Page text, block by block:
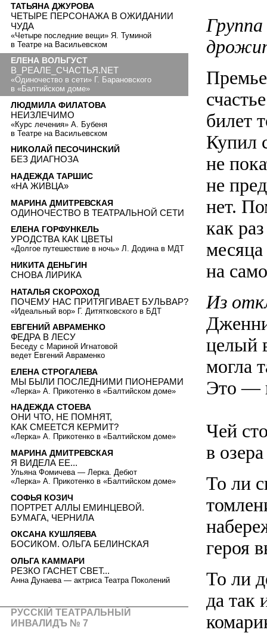
билет
Купил
не
не
нет.
как
на
Из
целый
могла
Это —
Чей
в
То ли
героя
То ли
да так
ТАТЬЯНА ДЖУРОВА
ЧЕТЫРЕ ПЕРСОНАЖА В ОЖИДАНИИ
ЧУДА
«Четыре последние вещи» Я. Туминой
в Театре на Васильевском
ЕЛЕНА ВОЛЬГУСТ
В_РЕАЛЕ_СЧАСТЬЯ.NET
«Одиночество в сети» Г. Барановского
в «Балтийском доме»
ЛЮДМИЛА ФИЛАТОВА
НЕИЗЛЕЧИМО
«Курс лечения» А. Бубеня
в Театре на Васильевском
НИКОЛАЙ ПЕСОЧИНСКИЙ
БЕЗ ДИАГНОЗА
НАДЕЖДА ТАРШИС
«НА ЖИВЦА»
МАРИНА ДМИТРЕВСКАЯ
ОДИНОЧЕСТВО В ТЕАТРАЛЬНОЙ СЕТИ
ЕЛЕНА ГОРФУНКЕЛЬ
УРОДСТВА КАК ЦВЕТЫ
«Долгое путешествие в ночь» Л. Додина в МДТ
НИКИТА ДЕНЬГИН
СНОВА ЛИРИКА
НАТАЛЬЯ СКОРОХОД
ПОЧЕМУ НАС ПРИТЯГИВАЕТ БУЛЬВАР?
«Идеальный вор» Г. Дитятковского в БДТ
ЕВГЕНИЙ АВРАМЕНКО
ФЕДРА В ЛЕСУ
Беседу с Мариной Игнатовой
ведет Евгений Авраменко
ЕЛЕНА СТРОГАЛЕВА
МЫ БЫЛИ ПОСЛЕДНИМИ ПИОНЕРАМИ
«Лерка» А. Прикотенко в «Балтийском доме»
НАДЕЖДА СТОЕВА
ОНИ ЧТО, НЕ ПОМНЯТ,
КАК СМЕЕТСЯ КЕРМИТ?
«Лерка» А. Прикотенко в «Балтийском доме»
МАРИНА ДМИТРЕВСКАЯ
Я ВИДЕЛА ЕЕ...
Ульяна Фомичева — Лерка. Дебют
«Лерка» А. Прикотенко в «Балтийском доме»
СОФЬЯ КОЗИЧ
ПОРТРЕТ АЛЛЫ ЕМИНЦЕВОЙ.
БУМАГА, ЧЕРНИЛА
ОКСАНА КУШЛЯЕВА
БОСИКОМ. ОЛЬГА БЕЛИНСКАЯ
ОЛЬГА КАММАРИ
РЕЗКО ГАСНЕТ СВЕТ...
Анна Дунаева — актриса Театра Поколений
РУССКIЙ ТЕАТРАЛЬНЫЙ
ИНВАЛИДЪ № 7